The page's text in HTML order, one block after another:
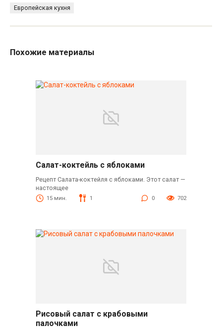
Европейская кухня
Похожие материалы
Салат-коктейль с яблоками
Рецепт Салата-коктейля с яблоками. Этот салат —
настоящее
15 мин. 1 0 702
Рисовый салат с крабовыми
палочками